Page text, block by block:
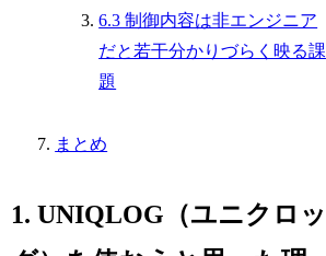
6.3 制御内容は非エンジニア
だと若干分かりづらく映る課
題
まとめ
1. UNIQLOG（ユニクロッ